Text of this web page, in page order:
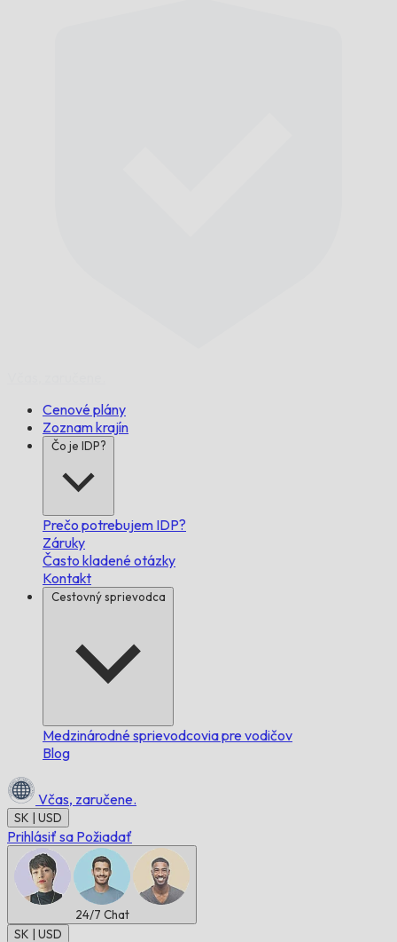
Cenové plány
Zoznam krajín
Čo je IDP?
Prečo potrebujem IDP?
Záruky
Často kladené otázky
Kontakt
Cestovný sprievodca
Medzinárodné sprievodcovia pre vodičov
Blog
Včas, zaručene.
SK | USD
Prihlásiť sa Požiadať
24/7 Chat
SK | USD